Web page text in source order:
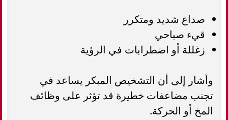
صداع شديد ومتكرر
قيء صباحي
زغللة أو اضطرابات في الرؤية
وأشار إلى أن التشخيص المبكر يساعد في
تجنب مضاعفات خطيرة قد تؤثر على وظائف
المخ أو الحركة.